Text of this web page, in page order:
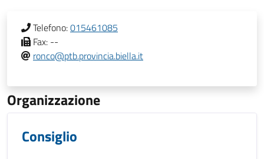
Telefono:015461085
Fax: --
ronco@ptb.provincia.biella.it
Organizzazione
Consiglio